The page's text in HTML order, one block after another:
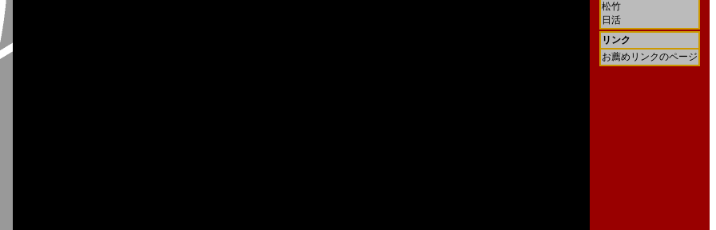
松竹
日活
リンク
お薦めリンクのページ